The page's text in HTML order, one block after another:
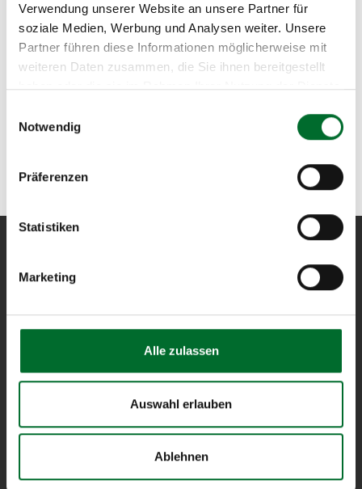
Verwendung unserer Website an unsere Partner für
soziale Medien, Werbung und Analysen weiter. Unsere
Partner führen diese Informationen möglicherweise mit
weiteren Daten zusammen, die Sie ihnen bereitgestellt
haben oder die sie im Rahmen Ihrer Nutzung der Dienste
Notwendig
Präferenzen
Statistiken
Marketing
Alle zulassen
Auswahl erlauben
Ablehnen
Haben wir Ihr Interesse geweckt?
Bei Fragen oder für ein auf Ihre Bedürfnisse
zugeschnittenes Angebot zögern Sie bitte nicht, uns
zu kontaktieren. Gerne können Sie uns eine E-Mail
unter+43 5 1764-622
erreichen. Wir freuen uns auf
next layer
eigentümergeführter
Service Provider perfekt
angepasste Lösungen für
Cloud-, Netzwerk- und
Serverinfrastruktur von